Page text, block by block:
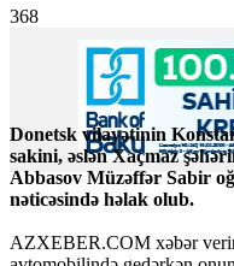
368
Donetsk vilayətinin
sakini, əslən Xaçmaz
Abbasov Müzəffər Sabir
nəticəsində həlak olub.
AZXEBER.COM xəbər